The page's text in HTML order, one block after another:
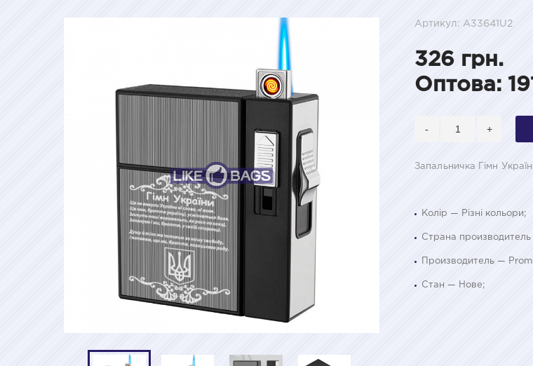
Артикул: A33641U2
326 грн.
Оптова:
- +
Запальничка Гімн
Колір — Різні кольори;
Страна
Производитель —
Стан — Нове;